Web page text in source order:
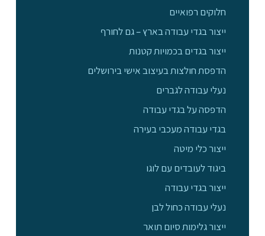
חלוקים רפואיים
ייצור בגדי עבודה בארץ – גם לחורף
ייצור בגדים בכמויות קטנות
הדפסת חולצות בעיצוב אישי בירושלים
נעלי עבודה לגברים
הדפסה על בגדי עבודה
בגדי עבודה מעכבי בעירה
ייצור כלי מיטה
ביגוד לעובדים עם לוגו
ייצור בגדי עבודה
נעלי עבודה כחול לבן
ייצור גלימות סיום תואר